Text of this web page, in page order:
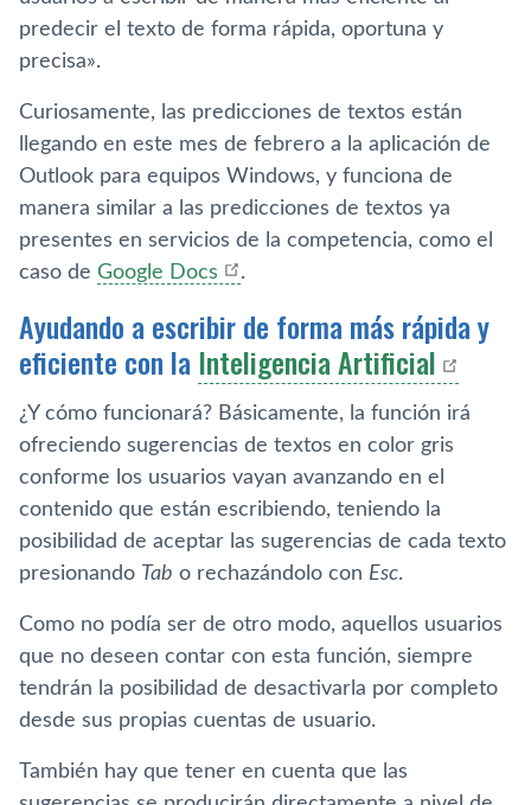
predecir el texto de forma rápida, oportuna y
precisa».
Curiosamente, las predicciones de textos están
llegando en este mes de febrero a la aplicación de
Outlook para equipos Windows, y funciona de
manera similar a las predicciones de textos ya
presentes en servicios de la competencia, como el
caso de Google Docs .
Ayudando a escribir de forma más rápida y
eficiente con la Inteligencia Artificial
¿Y cómo funcionará? Básicamente, la función irá
ofreciendo sugerencias de textos en color gris
conforme los usuarios vayan avanzando en el
contenido que están escribiendo, teniendo la
posibilidad de aceptar las sugerencias de cada texto
presionando Tab o rechazándolo con Esc.
Como no podía ser de otro modo, aquellos usuarios
que no deseen contar con esta función, siempre
tendrán la posibilidad de desactivarla por completo
desde sus propias cuentas de usuario.
También hay que tener en cuenta que las